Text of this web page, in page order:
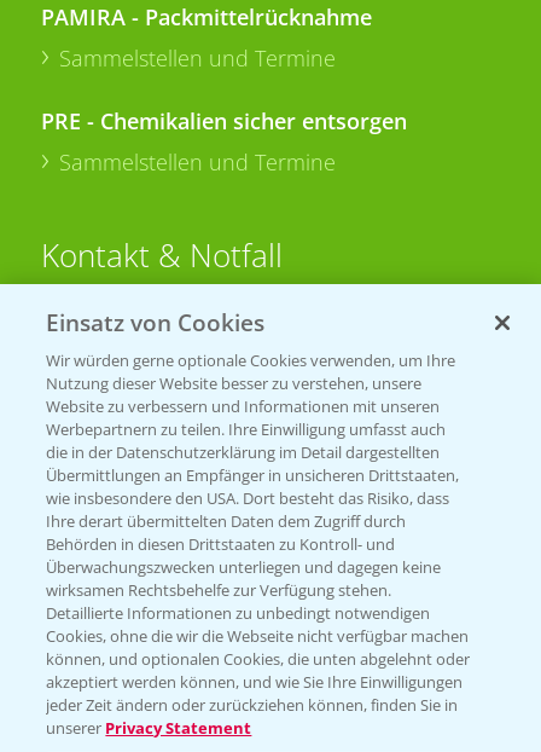
PAMIRA - Packmittelrücknahme
Sammelstellen und Termine
PRE - Chemikalien sicher entsorgen
Sammelstellen und Termine
Kontakt & Notfall
Beratung auf WhatsApp
T.+49 (0)174 346 564 1
KONTAKT
Hilfe in Notfällen
T.+49 (0)214/30-20220
Folgen Sie uns
Einsatz von Cookies
Wir würden gerne optionale Cookies verwenden, um Ihre
Nutzung dieser Website besser zu verstehen, unsere
Website zu verbessern und Informationen mit unseren
Werbepartnern zu teilen. Ihre Einwilligung umfasst auch
die in der Datenschutzerklärung im Detail dargestellten
Übermittlungen an Empfänger in unsicheren Drittstaaten,
wie insbesondere den USA. Dort besteht das Risiko, dass
Ihre derart übermittelten Daten dem Zugriff durch
Behörden in diesen Drittstaaten zu Kontroll- und
Überwachungszwecken unterliegen und dagegen keine
wirksamen Rechtsbehelfe zur Verfügung stehen.
Detaillierte Informationen zu unbedingt notwendigen
Cookies, ohne die wir die Webseite nicht verfügbar machen
können, und optionalen Cookies, die unten abgelehnt oder
akzeptiert werden können, und wie Sie Ihre Einwilligungen
jeder Zeit ändern oder zurückziehen können, finden Sie in
unserer Privacy Statement